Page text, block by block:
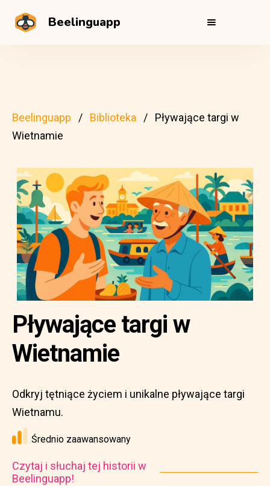
Beelinguapp
Beelinguapp Biblioteka
Pływające targi w
Wietnamie
Pływające targi w
Wietnamie
Odkryj tętniące życiem i unikalne pływające targi
Wietnamu.
Średnio zaawansowany
Czytaj i słuchaj tej historii w
Beelinguapp!